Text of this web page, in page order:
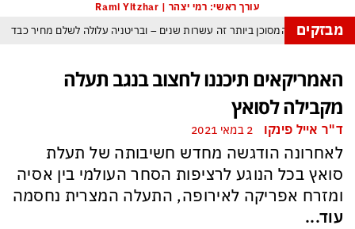
עורך ראשי: רמי יצהר | Rami Yitzhar
מבזקים
נכנס לעידן המסוכן ביותר זה עשרות שנים – ובריטניה עלולה לשלם מחיר כבד
מי היה מאמין שבאר שבע תנצח את הכוכב האדום?
להגנה – טראמפ נשאר רק עם ציוצי האיום המגוחכים שלא מזיזים לטהרן
כמדיניות: כך הפכה ההוצאה להורג לכלי ההרתעה המרכזי של המשטר האיראני
סיסי, ארדואן ושליט קטאר מכנסים פגישת ״כיפה אדומה״ לנתניהו בנושא עזה
האמריקאים תיכננו לחצוב בנגב תעלה
מקבילה לסואץ
ד"ר אייל פינקו
לאחרונה הודגשה מחדש חשיבותה של תעלת
סואץ בכל הנוגע לרציפות הסחר העולמי בין אסיה
ומזרח אפריקה לאירופה, התעלה המצרית נחסמה
עוד...